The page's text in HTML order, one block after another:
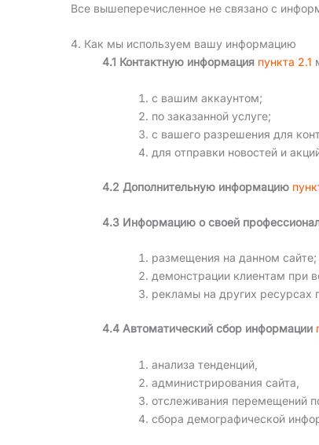
Все вышеперечисленное не связано с
4. Как мы используем вашу информацию
4.1 Контактную информация пункта 2.1
с вашим аккаунтом;
по заказанной услуге;
с вашего разрешения для
для отправки новостей и
4.2 Дополнительную информацию
4.3 Информацию о своей
размещения на данном сайте;
демонстрации клиентам при
рекламы на других ресурсах
4.4 Автоматический сбор информации
анализа тенденций,
администрирования сайта,
отслеживания перемещений
сбора демографической